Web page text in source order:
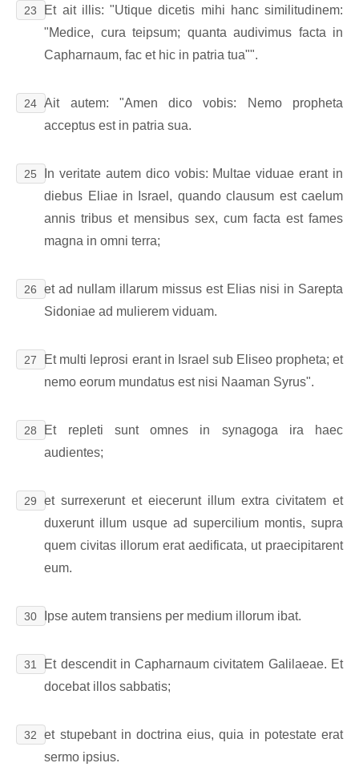
23
Et ait illis: "Utique dicetis mihi hanc similitudinem:
"Medice, cura teipsum; quanta audivimus facta in
Capharnaum, fac et hic in patria tua"".
24 Ait autem: "Amen dico vobis: Nemo propheta
acceptus est in patria sua.
25
In veritate autem dico vobis: Multae viduae erant in
diebus Eliae in Israel, quando clausum est caelum
annis tribus et mensibus sex, cum facta est fames
magna in omni terra;
26
et ad nullam illarum missus est Elias nisi in Sarepta
Sidoniae ad mulierem viduam.
27
Et multi leprosi erant in Israel sub Eliseo propheta; et
nemo eorum mundatus est nisi Naaman Syrus".
28
Et repleti sunt omnes in synagoga ira haec
audientes;
29
et surrexerunt et eiecerunt illum extra civitatem et
duxerunt illum usque ad supercilium montis, supra
quem civitas illorum erat aedificata, ut praecipitarent
eum.
30 Ipse autem transiens per medium illorum ibat.
31
Et descendit in Capharnaum civitatem Galilaeae. Et
docebat illos sabbatis;
32
et stupebant in doctrina eius, quia in potestate erat
sermo ipsius.